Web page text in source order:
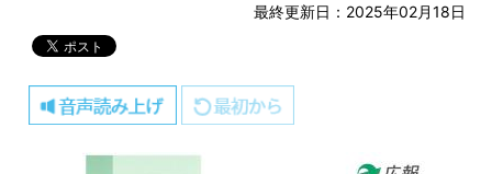
最終更新日：2025年02月18日